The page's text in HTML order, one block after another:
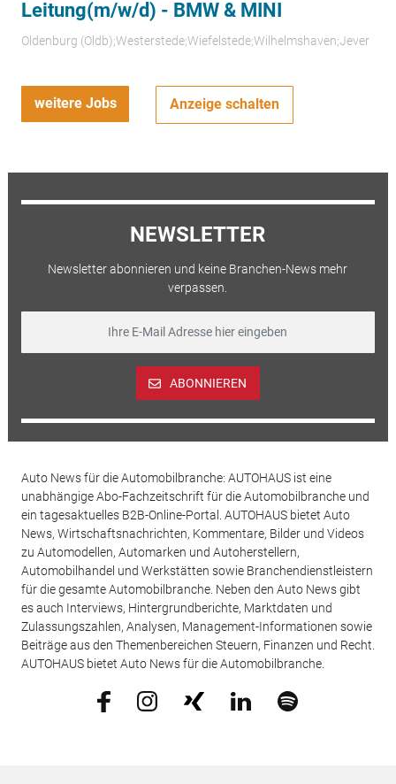
Leitung(m/w/d) - BMW & MINI
Oldenburg (Oldb);Westerstede;Wiefelstede;Wilhelmshaven;Jever
weitere Jobs Anzeige schalten
NEWSLETTER
Newsletter abonnieren und keine Branchen-News mehr
verpassen.
ABONNIEREN
Auto News für die Automobilbranche: AUTOHAUS ist eine
unabhängige Abo-Fachzeitschrift für die Automobilbranche und
ein tagesaktuelles B2B-Online-Portal. AUTOHAUS bietet Auto
News, Wirtschaftsnachrichten, Kommentare, Bilder und Videos
zu Automodellen, Automarken und Autoherstellern,
Automobilhandel und Werkstätten sowie Branchendienstleistern
für die gesamte Automobilbranche. Neben den Auto News gibt
es auch Interviews, Hintergrundberichte, Marktdaten und
Zulassungszahlen, Analysen, Management-Informationen sowie
Beiträge aus den Themenbereichen Steuern, Finanzen und Recht.
AUTOHAUS bietet Auto News für die Automobilbranche.